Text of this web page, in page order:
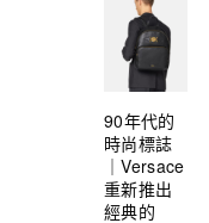
90年代的
時尚標誌
｜Versace
重新推出
經典的